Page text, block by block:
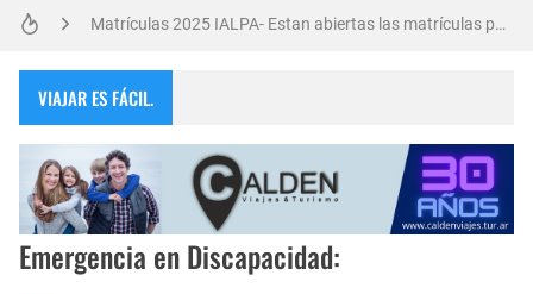
Matrículas 2025 IALPA- Estan abiertas las matrículas para Jardin de Infantes.
VIAJAR ES FÁCIL.
Emergencia en Discapacidad: